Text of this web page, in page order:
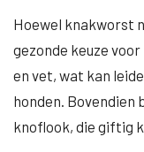
Hoewel knakworst
gezonde keuze
en vet, wat kan
honden. Bovendien
knoflook, die giftig